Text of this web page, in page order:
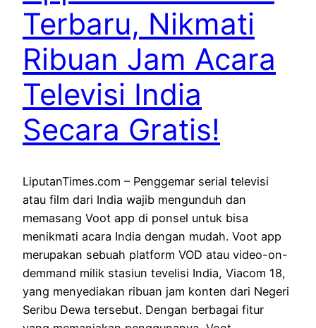
Terbaru, Nikmati
Ribuan Jam Acara
Televisi India
Secara Gratis!
LiputanTimes.com – Penggemar serial televisi
atau film dari India wajib mengunduh dan
memasang Voot app di ponsel untuk bisa
menikmati acara India dengan mudah. Voot app
merupakan sebuah platform VOD atau video-on-
demmand milik stasiun tevelisi India, Viacom 18,
yang menyediakan ribuan jam konten dari Negeri
Seribu Dewa tersebut. Dengan berbagai fitur